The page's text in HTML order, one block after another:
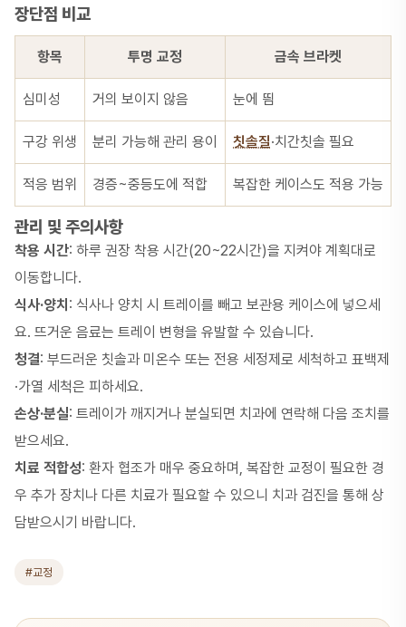
장단점 비교
항목 투명 교정 금속 브라켓
심미성 거의 보이지 않음 눈에 띔
구강 위생 분리 가능해 관리 용이 칫솔질·치간칫솔 필요
적응 범위 경증~중등도에 적합 복잡한 케이스도 적용 가능
관리 및 주의사항
착용 시간: 하루 권장 착용 시간(20~22시간)을 지켜야 계획대로
이동합니다.
식사·양치 : 식사나 양치 시 트레이를 빼고 보관용 케이스에 넣으세
요. 뜨거운 음료는 트레이 변형을 유발할 수 있습니다.
청결: 부드러운 칫솔과 미온수 또는 전용 세정제로 세척하고 표백제
·가열 세척은 피하세요.
손상·분실: 트레이가 깨지거나 분실되면 치과에 연락해 다음 조치를
받으세요.
치료 적합성: 환자 협조가 매우 중요하며, 복잡한 교정이 필요한 경
우 추가 장치나 다른 치료가 필요할 수 있으니 치과 검진을 통해 상
담받으시기 바랍니다.
#교정